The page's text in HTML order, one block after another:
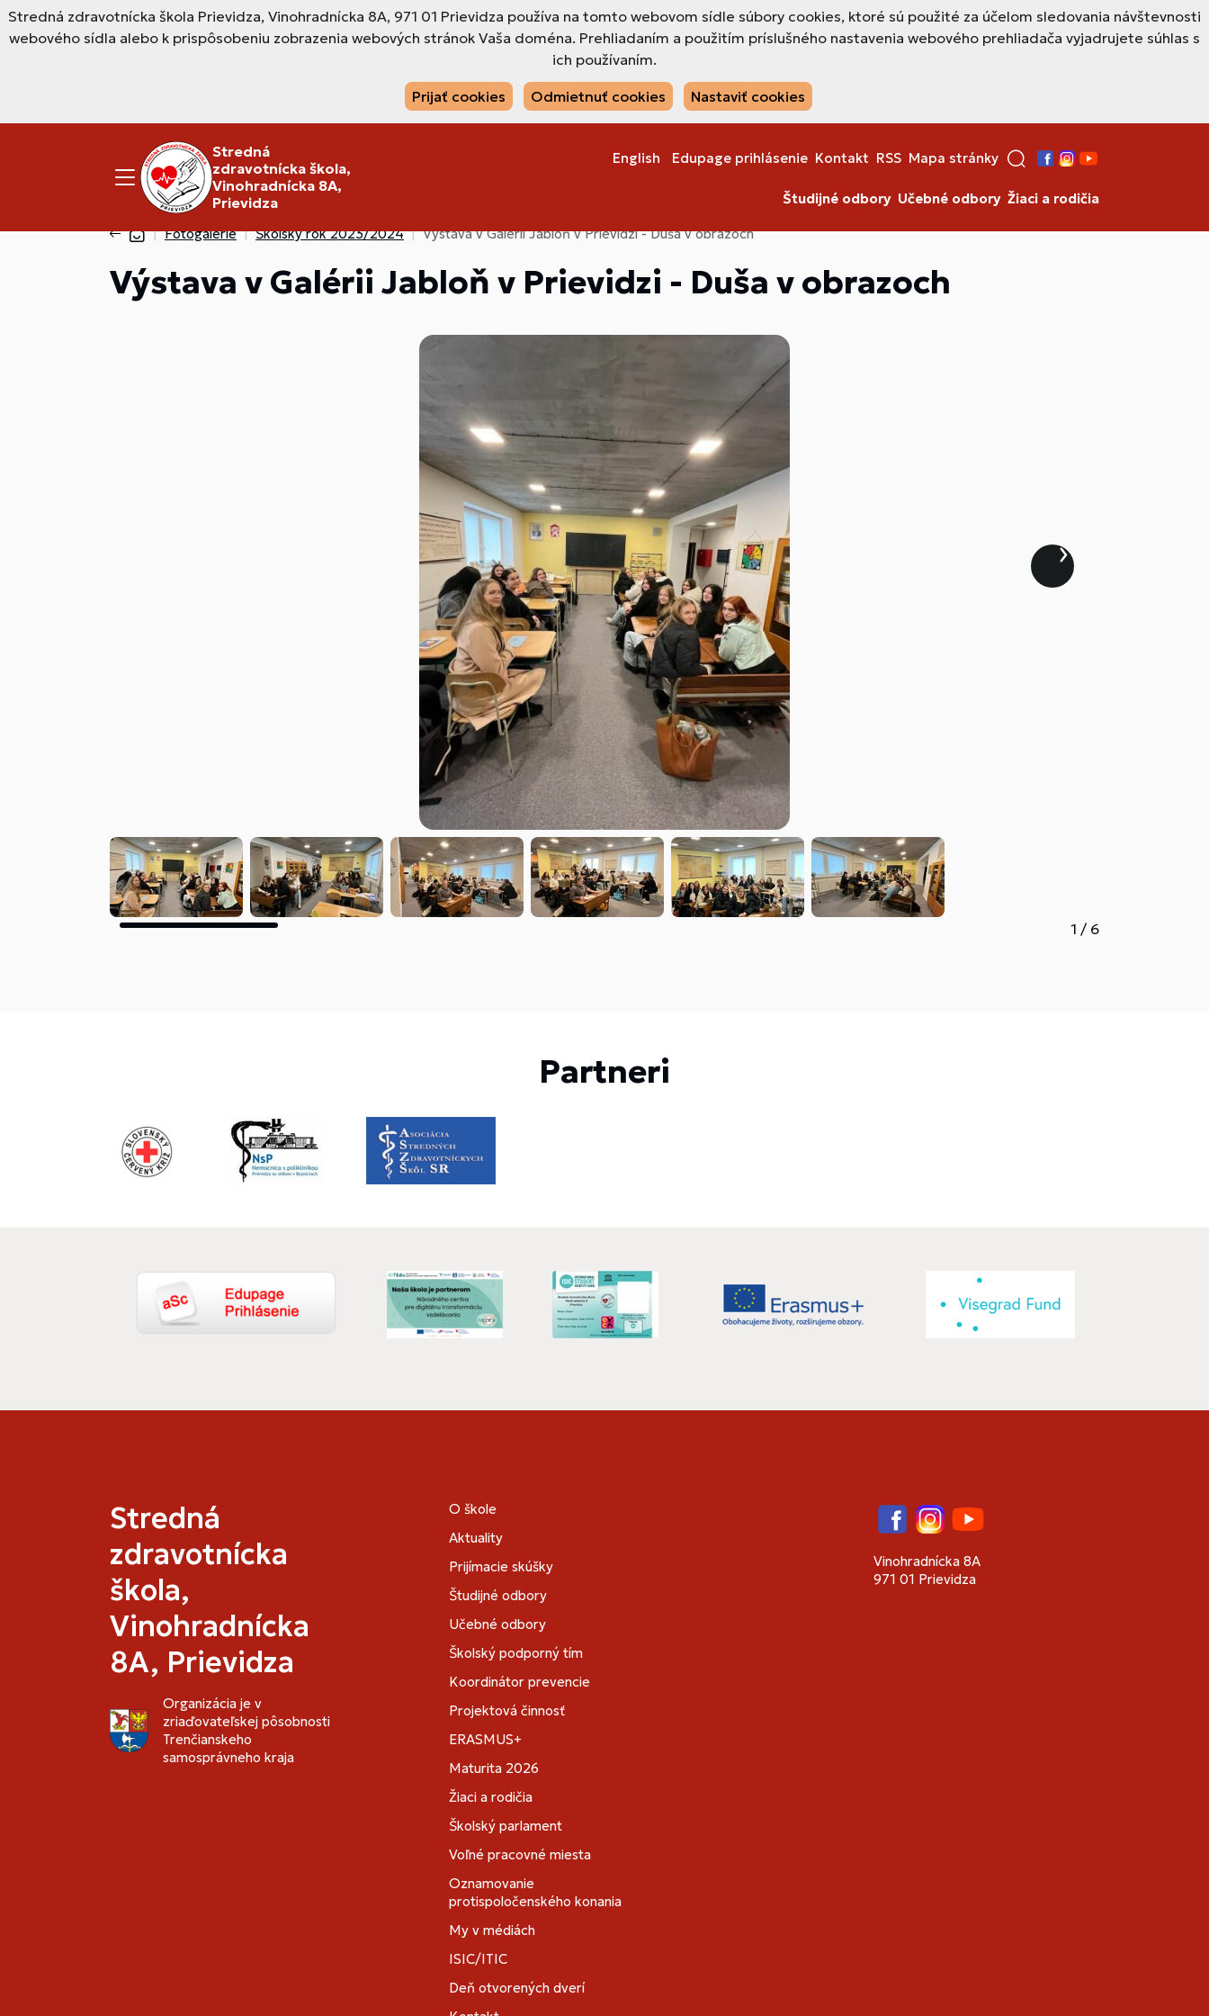
Stredná zdravotnícka škola Prievidza, Vinohradnícka 8A, 971 01 Prievidza používa na tomto webovom sídle súbory cookies, ktoré sú použité za účelom sledovania návštevnosti
webového sídla alebo k prispôsobeniu zobrazenia webových stránok Vaša doména. Prehliadaním a použitím príslušného nastavenia webového prehliadača vyjadrujete súhlas s
ich používaním.
Prijať cookies Odmietnuť cookies Nastaviť cookies
Stredná
zdravotnícka škola,
Vinohradnícka 8A,
Prievidza
English Edupage prihlásenie Kontakt RSS Mapa stránky
Facebook
Instagram
YouTube
Študijné odbory Učebné odbory Žiaci a rodičia
Fotogalérie Školský rok 2023/2024 Výstava v Galérii Jabloň v Prievidzi - Duša v obrazoch
Výstava v Galérii Jabloň v Prievidzi - Duša v obrazoch
1 / 6
Partneri
Stredná
zdravotnícka
škola,
Vinohradnícka
8A, Prievidza
Organizácia je v
zriaďovateľskej pôsobnosti
Trenčianskeho
samosprávneho kraja
O škole
Aktuality
Prijímacie skúšky
Študijné odbory
Učebné odbory
Školský podporný tím
Koordinátor prevencie
Projektová činnosť
ERASMUS+
Maturita 2026
Žiaci a rodičia
Školský parlament
Voľné pracovné miesta
Oznamovanie
protispoločenského konania
My v médiách
ISIC/ITIC
Deň otvorených dverí
FacebookInstagramYouTube
Vinohradnícka 8A
971 01 Prievidza